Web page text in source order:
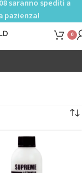
saranno spediti a
pazienza!
0